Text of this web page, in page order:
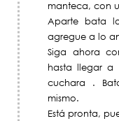
manteca, con
Aparte bata
agregue a lo
Siga ahora
hasta llegar
cuchara .
mismo.
Está pronta,